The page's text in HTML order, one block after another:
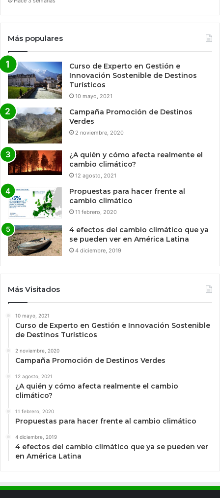
Más populares
Curso de Experto en Gestión e
Innovación Sostenible de Destinos
Turísticos
10 mayo, 2021
Campaña Promoción de Destinos
Verdes
2 noviembre, 2020
¿A quién y cómo afecta realmente el
cambio climático?
12 agosto, 2021
Propuestas para hacer frente al
cambio climático
11 febrero, 2020
4 efectos del cambio climático que ya
se pueden ver en América Latina
4 diciembre, 2019
Más Visitados
10 mayo, 2021
Curso de Experto en Gestión e Innovación Sostenible
de Destinos Turísticos
2 noviembre, 2020
Campaña Promoción de Destinos Verdes
12 agosto, 2021
¿A quién y cómo afecta realmente el cambio
climático?
11 febrero, 2020
Propuestas para hacer frente al cambio climático
4 diciembre, 2019
4 efectos del cambio climático que ya se pueden ver
en América Latina